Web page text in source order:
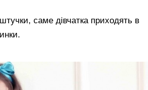
саме дівчатка приходять в